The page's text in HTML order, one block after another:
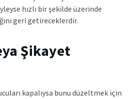
hızlı bir şekilde üzerinde
geri getireceklerdir.
Şikayet
kapalıysa bunu düzeltmek için